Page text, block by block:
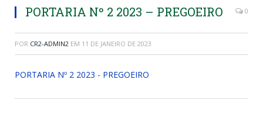
PORTARIA Nº 2 2023 – PREGOEIRO 0
POR CR2-ADMIN2 EM 11 DE JANEIRO DE 2023
PORTARIA Nº 2 2023 - PREGOEIRO